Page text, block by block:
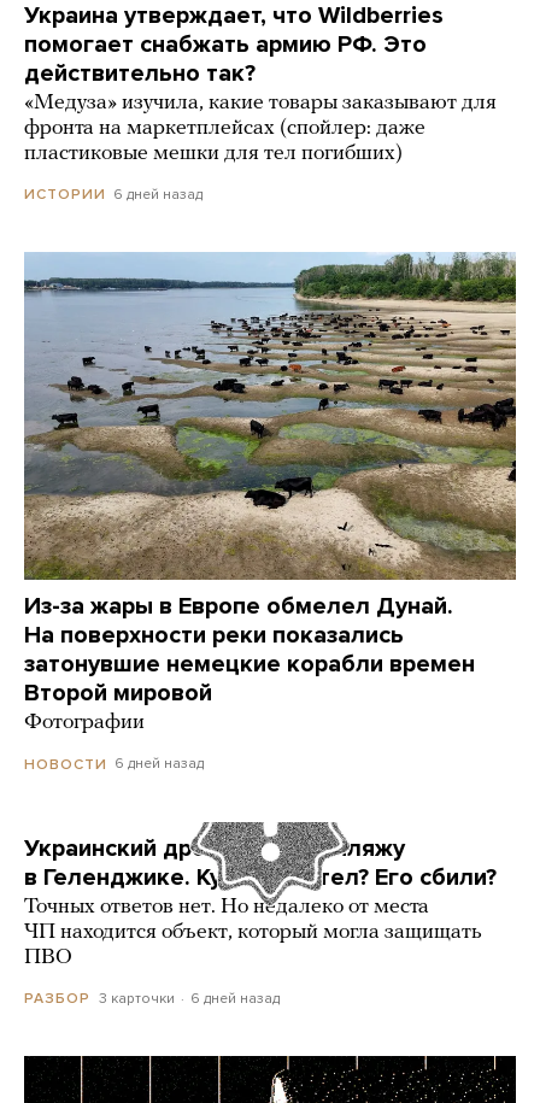
Украина утверждает, что Wildberries
помогает снабжать армию РФ. Это
действительно так?
«Медуза» изучила, какие товары заказывают для
фронта на маркетплейсах (спойлер: даже
пластиковые мешки для тел погибших)
ИСТОРИИ 6 дней назад
Из-за жары в Европе обмелел Дунай.
На поверхности реки показались
затонувшие немецкие корабли времен
Второй мировой
Фотографии
НОВОСТИ 6 дней назад
Украинский дрон попал по пляжу
в Геленджике. Куда он летел? Его сбили?
Точных ответов нет. Но недалеко от места
ЧП находится объект, который могла защищать
ПВО
РАЗБОР 3 карточки 6 дней назад